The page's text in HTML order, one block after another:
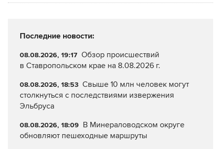
Последние новости:
08.08.2026, 19:17 Обзор происшествий
в Ставропольском крае на 8.08.2026 г.
08.08.2026, 18:53 Свыше 10 млн человек могут
столкнуться с последствиями извержения
Эльбруса
08.08.2026, 18:09 В Минераловодском округе
обновляют пешеходные маршруты